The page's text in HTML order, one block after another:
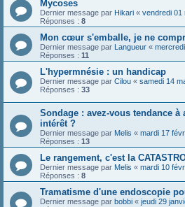
Mycoses
Dernier message par Hikari « vendredi 01
Réponses : 8
Mon cœur s'emballe, je ne
Dernier message par Langueur «
Réponses : 11
L'hypermnésie : un handicap
Dernier message par Cilou « samedi 14
Réponses : 33
Sondage : avez-vous tendance
intérêt ?
Dernier message par Melis « mardi 17
Réponses : 13
Le rangement, c'est la
Dernier message par Melis « mardi 10
Réponses : 8
Tramatisme d'une endoscopie
Dernier message par bobbi « jeudi 29